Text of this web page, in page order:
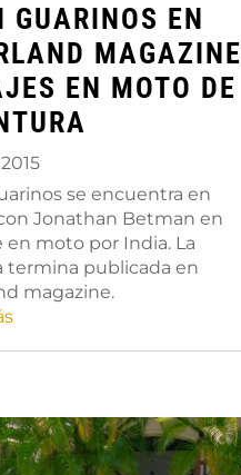
GUARINOS EN
MAGAZINE
EN MOTO DE
se encuentra en
Jonathan Betman en
en moto por India. La
termina publicada en
magazine.